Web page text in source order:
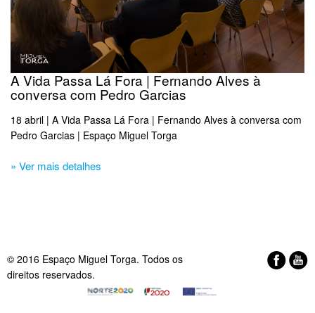
A Vida Passa Lá Fora | Fernando Alves à
conversa com Pedro Garcias
18 abril | A Vida Passa Lá Fora | Fernando Alves à conversa com
Pedro Garcias | Espaço Miguel Torga
» Ver mais detalhes
© 2016 Espaço Miguel Torga. Todos os
direitos reservados.